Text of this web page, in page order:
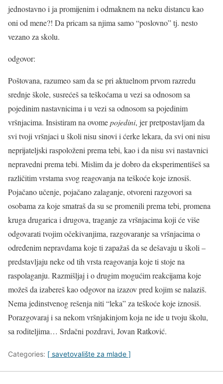
jednostavno i ja promijenim i odmaknem na neku distancu kao
oni od mene?! Da pricam sa njima samo “poslovno” tj. nesto
vezano za skolu.
odgovor:
Poštovana, razumeo sam da se pri aktuelnom prvom razredu
srednje škole, susrećeš sa teškoćama u vezi sa odnosom sa
pojedinim nastavnicima i u vezi sa odnosom sa pojedinim
vršnjacima. Insistiram na ovomepojedini, jer pretpostavljam da
svi tvoji vršnjaci u školi nisu sinovi i ćerke lekara, da svi oni nisu
neprijateljski raspoloženi prema tebi, kao i da nisu svi nastavnici
nepravedni prema tebi. Mislim da je dobro da eksperimentišeš sa
različitim vrstama svog reagovanja na teškoće koje iznosiš.
Pojačano učenje, pojačano zalaganje, otvoreni razgovori sa
osobama za koje smatraš da su se promenili prema tebi, promena
kruga drugarica i drugova, traganje za vršnjacima koji će više
odgovarati tvojim očekivanjima, razgovaranje sa vršnjacima o
određenim nepravdama koje ti zapažaš da se dešavaju u školi –
predstavljaju neke od tih vrsta reagovanja koje ti stoje na
raspolaganju. Razmišljaj i o drugim mogućim reakcijama koje
možeš da izabereš kao odgovor na izazov pred kojim se nalaziš.
Nema jedinstvenog rešenja niti “leka” za teškoće koje iznosiš.
Porazgovaraj i sa nekom vršnjakinjom koja ne ide u tvoju školu,
sa roditeljima… Srdačni pozdravi, Jovan Ratković.
Categories: [ savetovalište za mlade ]